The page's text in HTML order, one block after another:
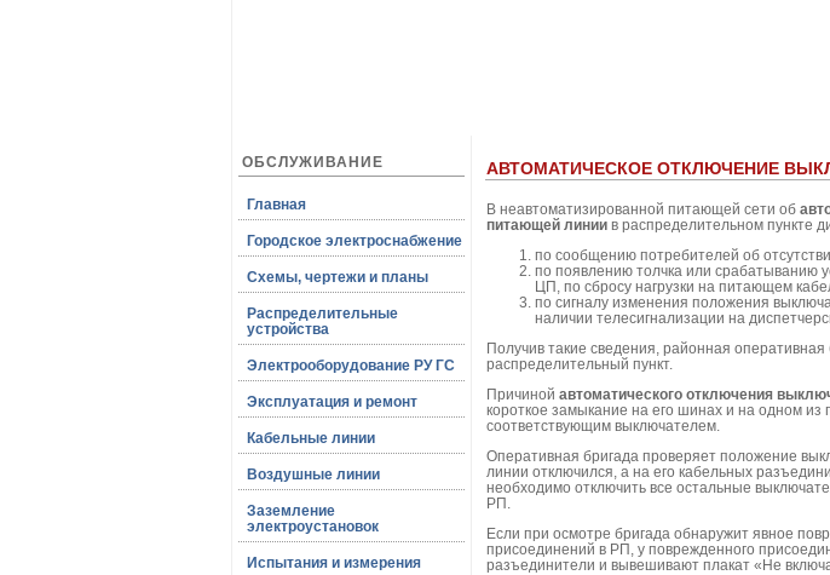
ОБСЛУЖИВАНИЕ
Главная
Городское электроснабжение
Схемы, чертежи и планы
Распределительные
устройства
Электрооборудование РУ ГС
Эксплуатация и ремонт
Кабельные линии
Воздушные линии
Заземление
электроустановок
Испытания и измерения
АВТОМАТИЧЕСКОЕ ОТКЛЮЧЕНИЕ
В неавтоматизированной питающей сети об
питающей линии в распределительном пункте
по сообщению потребителей об
по появлению толчка или срабатыванию
ЦП, по сбросу нагрузки на питающем
по сигналу изменения положения
наличии телесигнализации на
Получив такие сведения, районная
распределительный пункт.
Причиной автоматического отключения
короткое замыкание на его шинах и на одном
соответствующим выключателем.
Оперативная бригада проверяет положение
линии отключился, а на его кабельных
необходимо отключить все остальные
РП.
Если при осмотре бригада обнаружит явное
присоединений в РП, у поврежденного
разъединители и вывешивают плакат «Не